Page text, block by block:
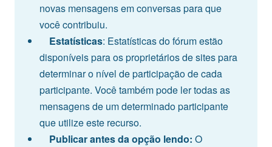
novas mensagens em conversas para que
você contribuiu.
Estatísticas: Estatísticas do fórum estão
disponíveis para os proprietários de sites para
determinar o nível de participação de cada
participante. Você também pode ler todas as
mensagens de um determinado participante
que utilize este recurso.
Publicar antes da opção lendo: O